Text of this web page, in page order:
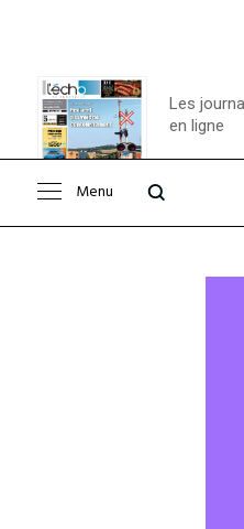
Consulter le
Les
en ligne
Menu